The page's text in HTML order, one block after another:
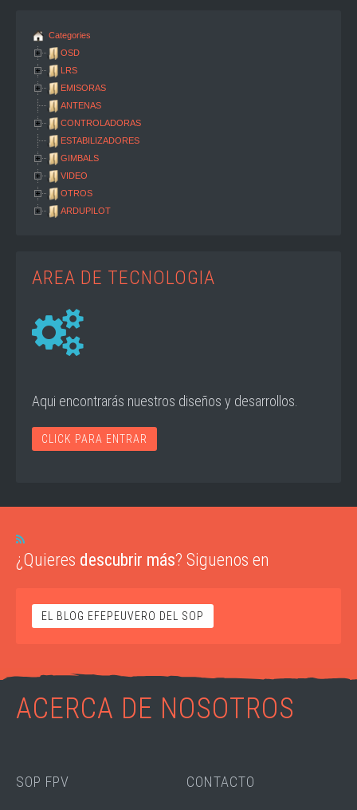
Categories
OSD
LRS
EMISORAS
ANTENAS
CONTROLADORAS
ESTABILIZADORES
GIMBALS
VIDEO
OTROS
ARDUPILOT
AREA DE TECNOLOGIA
Aqui encontrarás nuestros diseños y desarrollos.
CLICK PARA ENTRAR
¿Quieres descubrir más? Siguenos en
EL BLOG EFEPEUVERO DEL SOP
ACERCA DE NOSOTROS
SOP FPV CONTACTO